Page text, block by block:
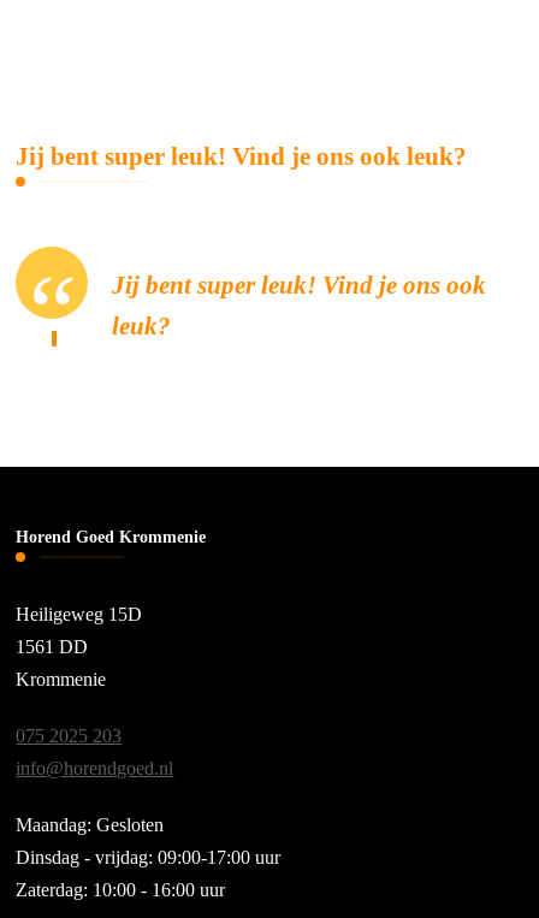
Jij bent super leuk! Vind je ons ook leuk?
Jij bent super leuk! Vind je ons ook
leuk?
Horend Goed Krommenie
Heiligeweg 15D
1561 DD
Krommenie
075 2025 203
info@horendgoed.nl
Maandag: Gesloten
Dinsdag - vrijdag: 09:00-17:00 uur
Zaterdag: 10:00 - 16:00 uur